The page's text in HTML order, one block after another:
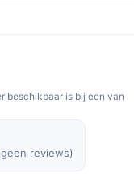
beschikbaar is bij een van
reviews)